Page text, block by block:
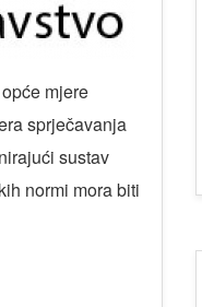
mjere
sprječavanja
sustav
normi mora biti